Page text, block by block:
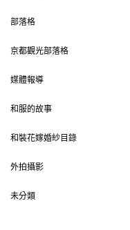
部落格
京都觀光部落格
媒體報導
和服的故事
和裝花嫁婚紗目錄
外拍攝影
未分類